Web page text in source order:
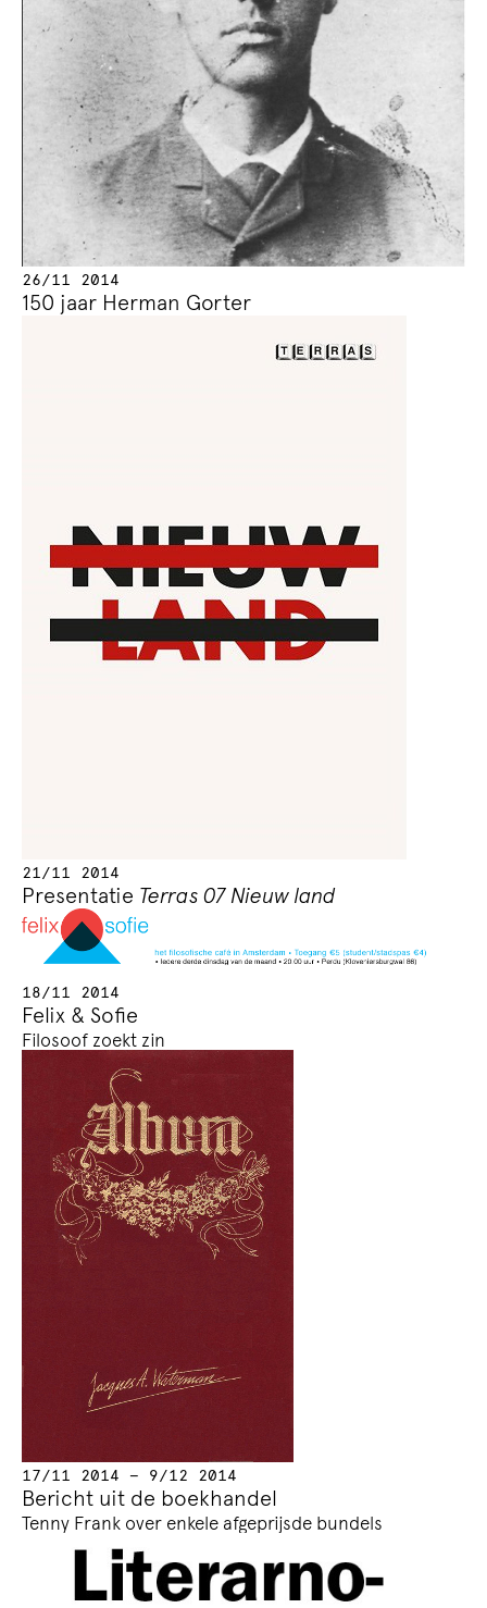
26/11 2014
150 jaar Herman Gorter
21/11 2014
Presentatie Terras 07 Nieuw land
18/11 2014
Felix & Sofie
Filosoof zoekt zin
17/11 2014 — 9/12 2014
Bericht uit de boekhandel
Tenny Frank over enkele afgeprijsde bundels